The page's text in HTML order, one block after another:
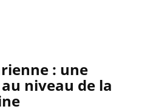
: une
niveau de la